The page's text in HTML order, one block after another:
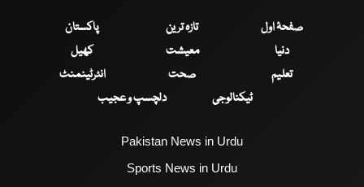
صفحۂ اول تازہ ترین
پاکستان
دنیا
معیشت
کھیل
تعلیم
صحت
انٹرٹینمنٹ
ٹیکنالوجی
دلچسپ و عجیب
Pakistan News in Urdu
Sports News in Urdu